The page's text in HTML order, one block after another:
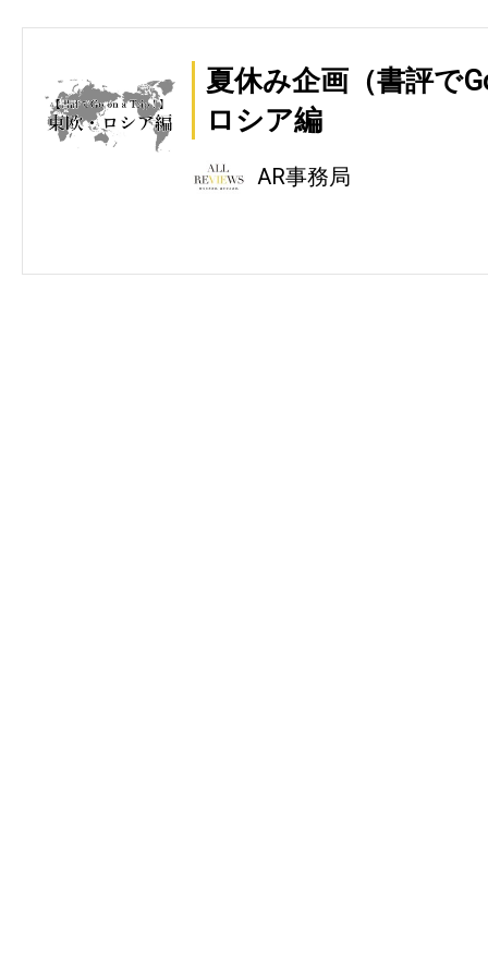
夏休み企画（書評で
ロシア編
AR事務局